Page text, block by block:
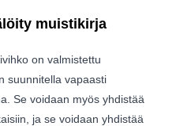
muistikirja
on valmistettu
suunnitella vapaasti
Se voidaan myös yhdistää
ja se voidaan yhdistää